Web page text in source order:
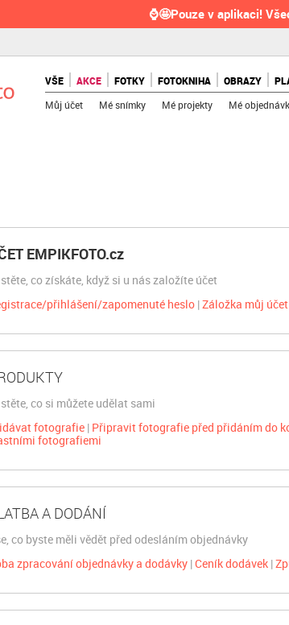
⌚🤩Pouze v aplikaci!
VŠE AKCE FOTKY FOTOKNIHA OBRAZY
Můj účet Mé snímky Mé projekty Mé
EMPIKFOTO.cz
co získáte, když si u nás založíte účet
přihlášení/zapomenuté heslo Záložka můj účet
co si můžete udělat sami
fotografie Připravit fotografie před přidáním do
fotografiemi
A DODÁNÍ
co byste měli vědět před odesláním objednávky
zpracování objednávky a dodávky Ceník dodávek